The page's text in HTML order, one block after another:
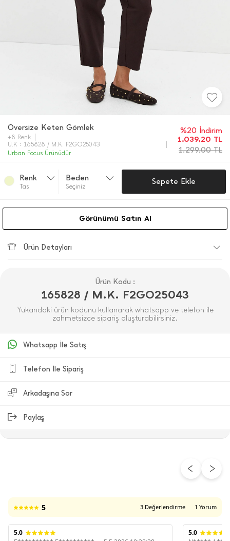
Oversize Keten Gömlek
+8 Renk
Ü.K : 165828 / M.K. F2GO25043
Urban Focus Ürünüdür
%20 İndirim
1.039,20 TL
1.299,00TL
Renk
Tas
Beden
Seçiniz
Sepete Ekle
Görünümü Satın Al
Ürün Detayları
Ürün Kodu :
165828 / M.K. F2GO25043
Yukarıdaki ürün kodunu kullanarak whatsapp ve telefon ile
zahmetsizce sipariş oluşturabilirsiniz.
Whatsapp İle Satış
Telefon İle Sipariş
Arkadaşına Sor
Paylaş
5 3 Değerlendirme 1 Yorum
5.0
5.0